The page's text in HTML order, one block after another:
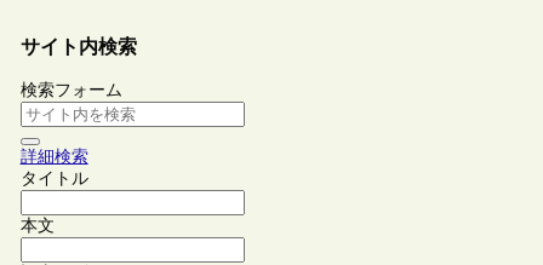
サイト内検索
検索フォーム
詳細検索
タイトル
本文